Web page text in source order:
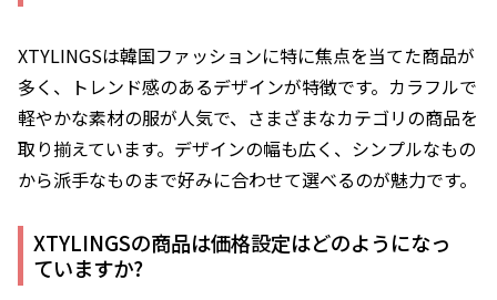
XTYLINGSは韓国ファッションに特に焦点を当てた商品が
多く、トレンド感のあるデザインが特徴です。カラフルで
軽やかな素材の服が人気で、さまざまなカテゴリの商品を
取り揃えています。デザインの幅も広く、シンプルなもの
から派手なものまで好みに合わせて選べるのが魅力です。
XTYLINGSの商品は価格設定はどのようになっ
ていますか?